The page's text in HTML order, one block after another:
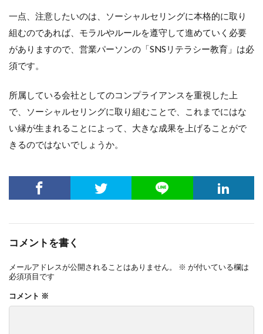
一点、注意したいのは、ソーシャルセリングに本格的に取り
組むのであれば、モラルやルールを遵守して進めていく必要
がありますので、営業パーソンの「SNSリテラシー教育」は必
須です。
所属している会社としてのコンプライアンスを重視した上
で、ソーシャルセリングに取り組むことで、これまでにはな
い縁が生まれることによって、大きな成果を上げることがで
きるのではないでしょうか。
コメントを書く
メールアドレスが公開されることはありません。 ※ が付いている欄は
必須項目です
コメント ※